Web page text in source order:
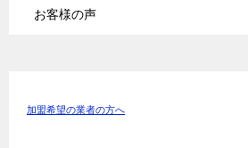
お客様の声
加盟希望の業者の方へ